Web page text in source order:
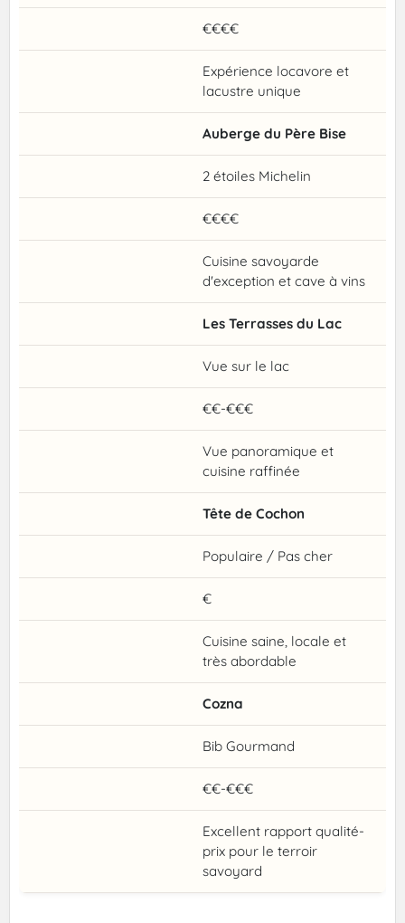
€€€€
Expérience locavore et
lacustre unique
Auberge du Père Bise
2 étoiles Michelin
€€€€
Cuisine savoyarde
d'exception et cave à vins
Les Terrasses du Lac
Vue sur le lac
€€-€€€
Vue panoramique et
cuisine raffinée
Tête de Cochon
Populaire / Pas cher
€
Cuisine saine, locale et
très abordable
Cozna
Bib Gourmand
€€-€€€
Excellent rapport qualité-
prix pour le terroir
savoyard